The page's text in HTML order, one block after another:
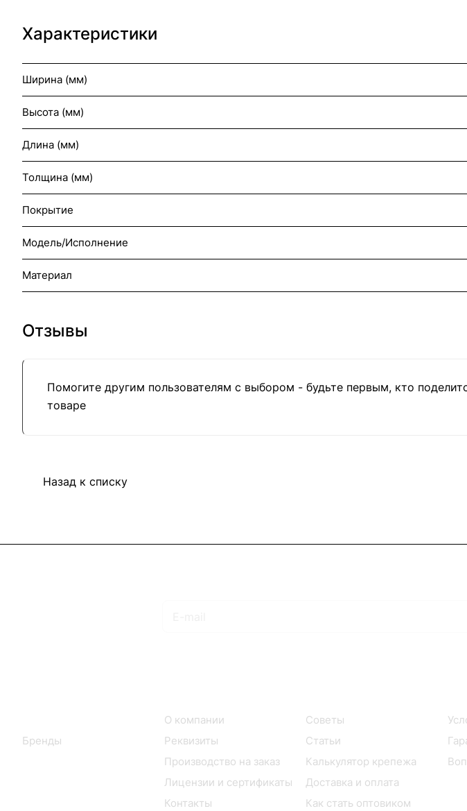
Характеристики
Ширина (мм)
Высота (мм)
Длина (мм)
Толщина (мм)
Покрытие
Модель/Исполнение
Материал
Отзывы
Помогите другим пользователям с выбором - будьте первым, кто
товаре
Назад к списку
Бренды
О компании
Реквизиты
Производство на заказ
Лицензии и сертификаты
Контакты
Советы
Статьи
Калькулятор крепежа
Доставка и оплата
Как стать оптовиком